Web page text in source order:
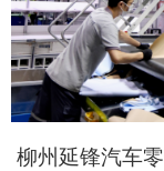
柳州延锋汽车